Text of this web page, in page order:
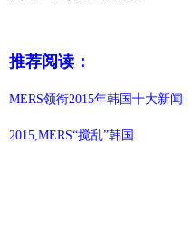
推荐阅读：
MERS领衔2015年韩国十大新闻
2015,MERS“搅乱”韩国